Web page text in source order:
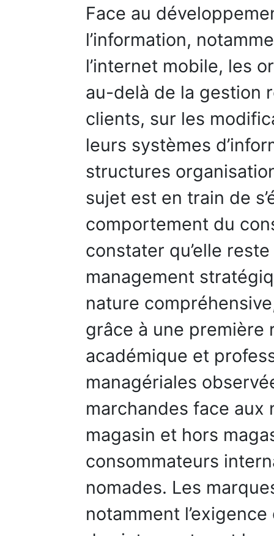
Face au
l’information,
l’internet mobile, les
au-delà de la gestion
clients, sur les
leurs systèmes
structures
sujet est en train de
comportement du
constater qu’elle
management
nature
grâce à une première
académique et
managériales
marchandes face aux
magasin et hors
consommateurs
nomades. Les
notamment